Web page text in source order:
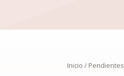
Inicio / Pendientes